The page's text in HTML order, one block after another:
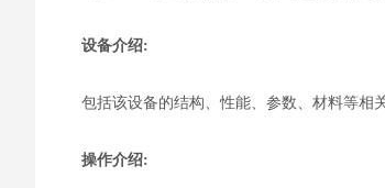
设备介绍:
包括该设备的结构、性能、参数、材料等相
操作介绍: